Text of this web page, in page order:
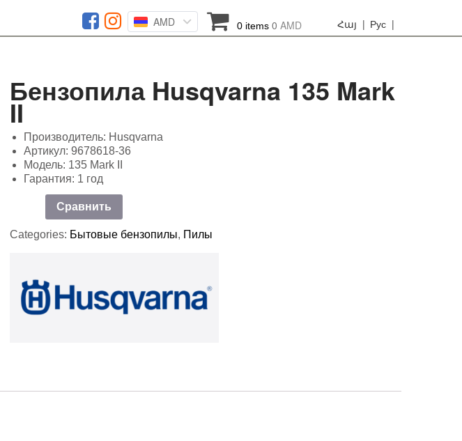
AMD 0 items 0 AMD Рус |
Հայ |
Бензопила Husqvarna 135 Mark
II
Производитель: Husqvarna
Артикул: 9678618-36
Модель: 135 Mark II
Гарантия: 1 год
Сравнить
Categories: Бытовые бензопилы, Пилы